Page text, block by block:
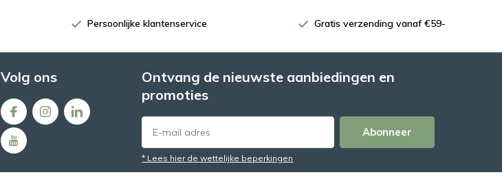
Persoonlijke klantenservice Gratis verzending vanaf €59-
Volg ons
Ontvang de nieuwste aanbiedingen en
promoties
Abonneer
* Lees hier de wettelijke beperkingen